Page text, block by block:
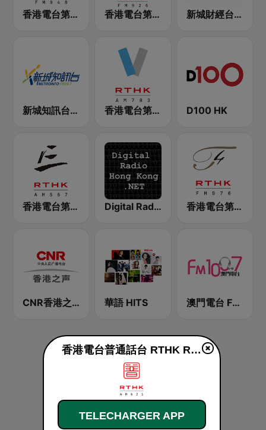
香港電台第二台 RTHK Radio 2 香港電台第一台 RTHK Radio 1 新城財經台 Metro Finance FM104
新城知訊台 MetroInfo FM99.7 香港電台第五台 - RTHK Radio 5 D100 HK
香港電台第三台 RTHK Radio 3 Digital Radio Hong Kong 香港電台第四台 RTHK Radio 4
CNR香港之声 - CNR Voice of Hong Kong 華語 HITS 澳門電台 FM 100.7
香港電台普通話台 RTHK Radio en ligne
TELECHARGER APP